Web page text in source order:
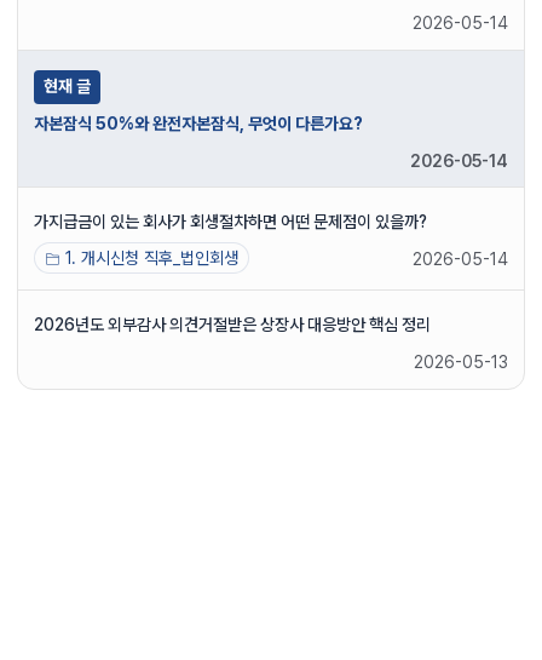
2026-05-14
현재 글
자본잠식 50%와 완전자본잠식, 무엇이 다른가요?
2026-05-14
가지급금이 있는 회사가 회생절차하면 어떤 문제점이 있을까?
1. 개시신청 직후_법인회생
2026-05-14
2026년도 외부감사 의견거절받은 상장사 대응방안 핵심 정리
2026-05-13